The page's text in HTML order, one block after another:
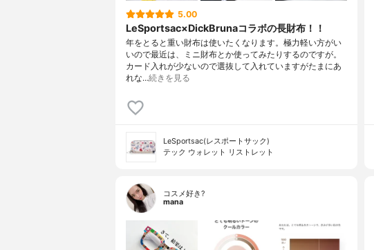
5.00
LeSportsac×DickBrunaコラボの長財布！！
年をとると重い財布は使いたくなります。極力軽い方がい
いので最近は、ミニ財布とか使ってみたりするのですが。
カード入れが少ないので選抜して入れていますがたまにあ
れな…続きを見る
LeSportsac(レスポートサック)
テック ウォレット リストレット
コスメ好き?
mana